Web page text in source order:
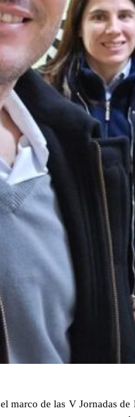
marco de las V Jornadas